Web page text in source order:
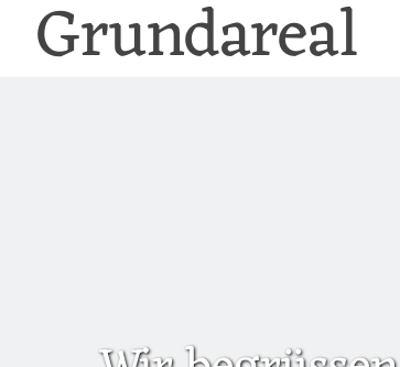
Grundareal